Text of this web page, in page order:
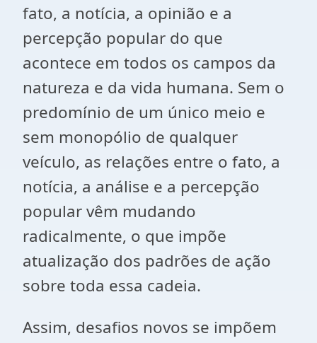
fato, a notícia, a opinião e a
percepção popular do que
acontece em todos os campos da
natureza e da vida humana. Sem o
predomínio de um único meio e
sem monopólio de qualquer
veículo, as relações entre o fato, a
notícia, a análise e a percepção
popular vêm mudando
radicalmente, o que impõe
atualização dos padrões de ação
sobre toda essa cadeia.
Assim, desafios novos se impõem